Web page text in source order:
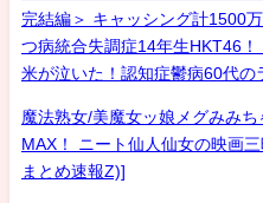
完結編＞ キャッシング計1500
つ病統合失調症14年生HKT46
米が泣いた！認知症鬱病60代の
魔法熟女/美魔女ッ娘メグみみ
MAX！ ニート仙人仙女の映画
まとめ速報Z)]